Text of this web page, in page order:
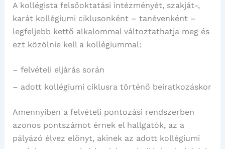
A kollégista felsőoktatási intézményét, szakját-,
karát kollégiumi ciklusonként – tanévenként –
legfeljebb kettő alkalommal változtathatja meg és
ezt közölnie kell a kollégiummal:
– felvételi eljárás során
– adott kollégiumi ciklusra történő beiratkozáskor
Amennyiben a felvételi pontozási rendszerben
azonos pontszámot érnek el hallgatók, az a
pályázó élvez előnyt, akinek az adott kollégiumi